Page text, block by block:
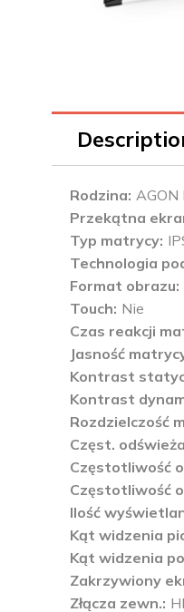
Rodzina AGON
Przekątna
Typ matrycy
Technologia
Format obrazu
Touch Nie
Czas reakcji
Jasność
Kontrast
Kontrast
Rozdzielczość
Częst.
Częstotliwość
Częstotliwość
Ilość
Kąt widzenia
Kąt widzenia
Zakrzywiony
Złącza zewn.